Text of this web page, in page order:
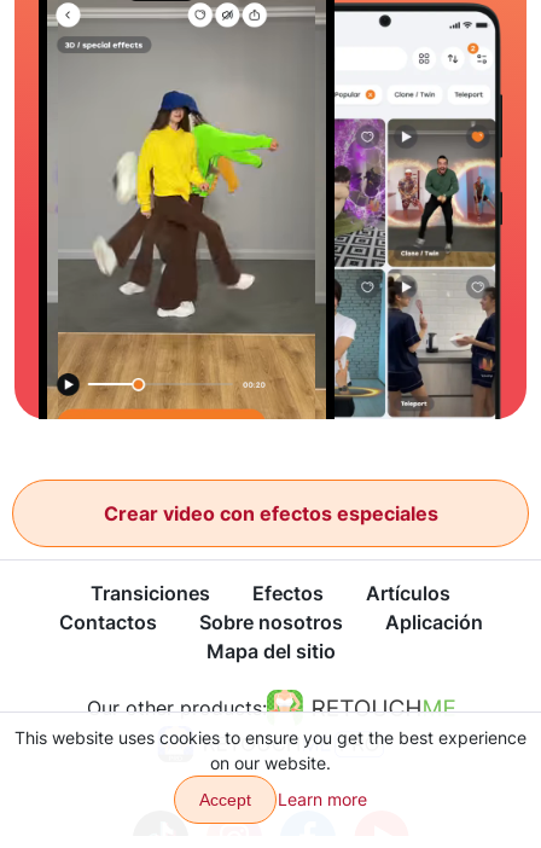
Crear video con efectos especiales
Transiciones Efectos
Artículos
Contactos
Sobre nosotros
Aplicación
Mapa del sitio
Our other products:
This website uses cookies to ensure you get the best experience
on our website.
Accept Learn more